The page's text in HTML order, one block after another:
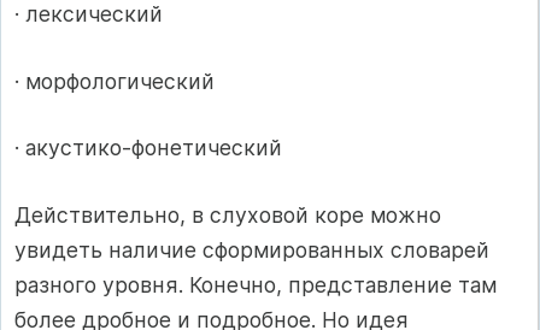
· лексический
· морфологический
· акустико-фонетический
Действительно, в слуховой коре можно
увидеть наличие сформированных словарей
разного уровня. Конечно, представление там
более дробное и подробное. Но идея